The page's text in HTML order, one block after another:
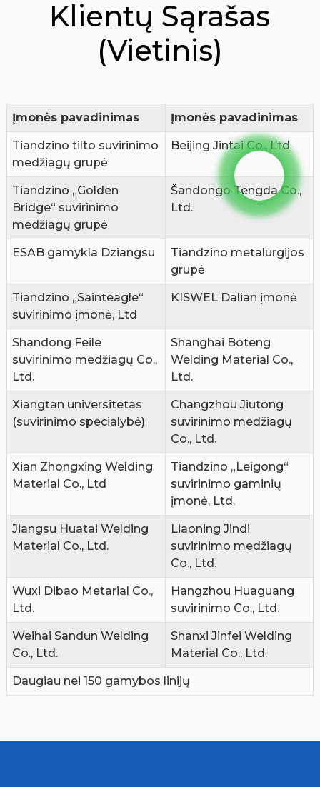
Klientų Sąrašas
(vietinis)
Įmonės pavadinimas Įmonės pavadinimas
Tiandzino tilto suvirinimo
medžiagų grupė
Beijing Jintai Co., Ltd
Tiandzino „Golden
Bridge“ suvirinimo
medžiagų grupė
Šandongo Tengda Co.,
Ltd.
ESAB gamykla Dziangsu
Tiandzino metalurgijos
grupė
Tiandzino „Sainteagle“
suvirinimo įmonė, Ltd
KISWEL Dalian įmonė
Shandong Feile
suvirinimo medžiagų Co.,
Ltd.
Shanghai Boteng
Welding Material Co.,
Ltd.
Xiangtan universitetas
(suvirinimo specialybė)
Changzhou Jiutong
suvirinimo medžiagų
Co., Ltd.
Xian Zhongxing Welding
Material Co., Ltd
Tiandzino „Leigong“
suvirinimo gaminių
įmonė, Ltd.
Jiangsu Huatai Welding
Material Co., Ltd.
Liaoning Jindi
suvirinimo medžiagų
Co., Ltd.
Wuxi Dibao Metarial Co.,
Ltd.
Hangzhou Huaguang
suvirinimo Co., Ltd.
Weihai Sandun Welding
Co., Ltd.
Shanxi Jinfei Welding
Material Co., Ltd.
Daugiau nei 150 gamybos linijų